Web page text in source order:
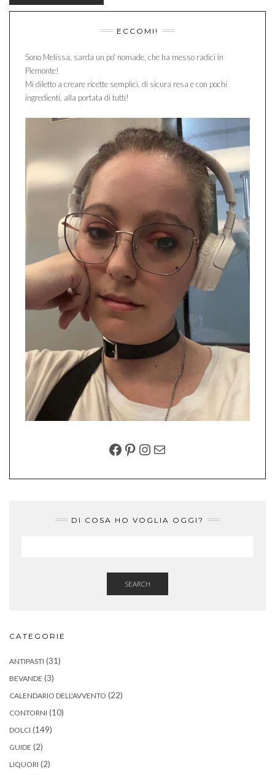
ECCOMI!
Sono Melissa, sarda un po' nomade, che ha messo radici in
Piemonte!
Mi diletto a creare ricette semplici, di sicura resa e con pochi
ingredienti, alla portata di tutti!
FACEBOOK
PINTEREST
INSTAGRAM
EMAIL
DI COSA HO VOGLIA OGGI?
SEARCH
CATEGORIE
ANTIPASTI (31)
BEVANDE (3)
CALENDARIO DELL'AVVENTO (22)
CONTORNI (10)
DOLCI (149)
GUIDE (2)
LIQUORI (2)